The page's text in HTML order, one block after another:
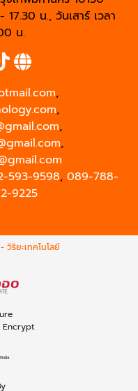
น., วันเสาร์ เวลา
น.
,
,
,
,
593-9598, 089-788-
9225
วิริยะเทคโนโลยี
Encrypt